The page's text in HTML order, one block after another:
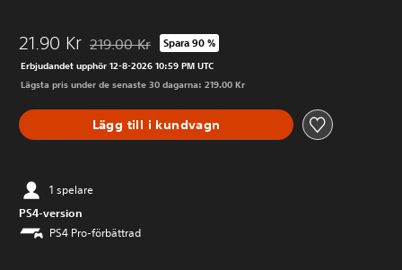
21.90 Kr Nedsatt från ursprungspriset på 219.00 Kr
219.00 Kr Spara 90 %
Erbjudandet upphör 12-8-2026 10:59 PM UTC
Lägsta pris under de senaste 30 dagarna: 219.00 Kr
Lägg till i kundvagn
1 spelare
PS4-version
PS4 Pro-förbättrad